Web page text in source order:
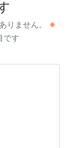
りません。
※
です